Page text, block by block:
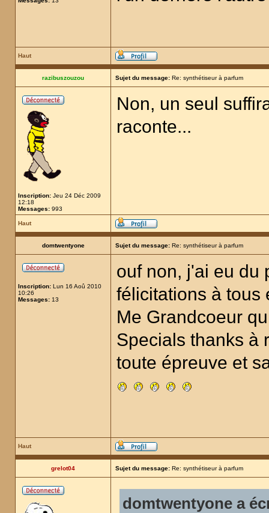
Haut
razibuszouzou Sujet du message: Re: synthétiseur à parfum
Inscription: Jeu 24 Déc 2009
12:18
Messages: 993
Non, un seul
raconte...
Haut
domtwentyone Sujet du message: Re: synthétiseur à parfum
Inscription: Lun 16 Aoû 2010
10:26
Messages: 13
ouf non, j'ai eu
félicitations à tous
Me Grandcoeur
Specials thanks à
toute épreuve et
Haut
grelot04 Sujet du message: Re: synthétiseur à parfum
domtwentyone a